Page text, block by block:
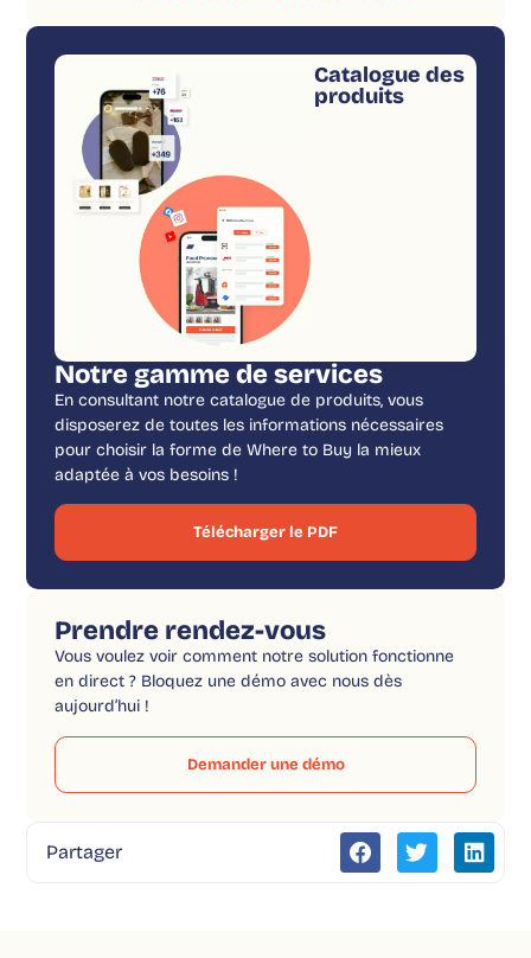
Catalogue des
produits
Notre gamme de services
En consultant notre catalogue de produits, vous
disposerez de toutes les informations nécessaires
pour choisir la forme de Where to Buy la mieux
adaptée à vos besoins !
Télécharger le PDF
Prendre rendez-vous
Vous voulez voir comment notre solution fonctionne
en direct ? Bloquez une démo avec nous dès
aujourd’hui !
Demander une démo
Partager